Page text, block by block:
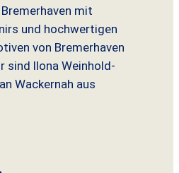
mit
und hochwertigen
von Bremerhaven
sind Ilona Weinhold-
Wackernah aus